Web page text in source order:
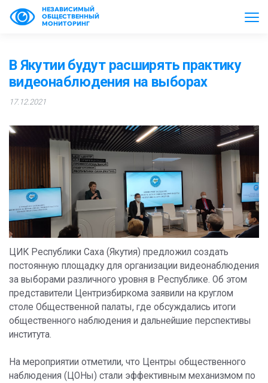
НЕЗАВИСИМЫЙ
ОБЩЕСТВЕННЫЙ
МОНИТОРИНГ
В Якутии будут расширять практику
видеонаблюдения на выборах
17.12.2021
ЦИК Республики Саха (Якутия) предложил создать
постоянную площадку для организации видеонаблюдения
за выборами различного уровня в Республике. Об этом
представители Центризбиркома заявили на круглом
столе Общественной палаты, где обсуждались итоги
общественного наблюдения и дальнейшие перспективы
института.
На мероприятии отметили, что Центры общественного
наблюдения (ЦОНы) стали эффективным механизмом по